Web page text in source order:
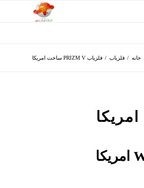
خانه / فلزیاب / فلزیاب PRIZM V ساخت امریکا
امریکا